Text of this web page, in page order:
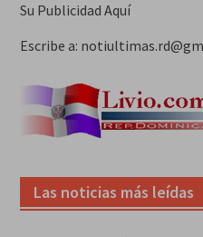
Su Publicidad Aquí
Escribe a:
Las noticias más leídas